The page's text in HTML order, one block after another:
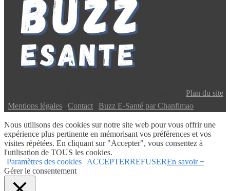
Plan du site
Mentions légales Contact Buzz E-Santé par Chanfimao
Nous utilisons des cookies sur notre site web pour vous offrir une
expérience plus pertinente en mémorisant vos préférences et vos
visites répétées. En cliquant sur "Accepter", vous consentez à
l'utilisation de TOUS les cookies.
Paramètres des cookies
ACCEPTERREFUSEREn savoir +
Gérer le consentement